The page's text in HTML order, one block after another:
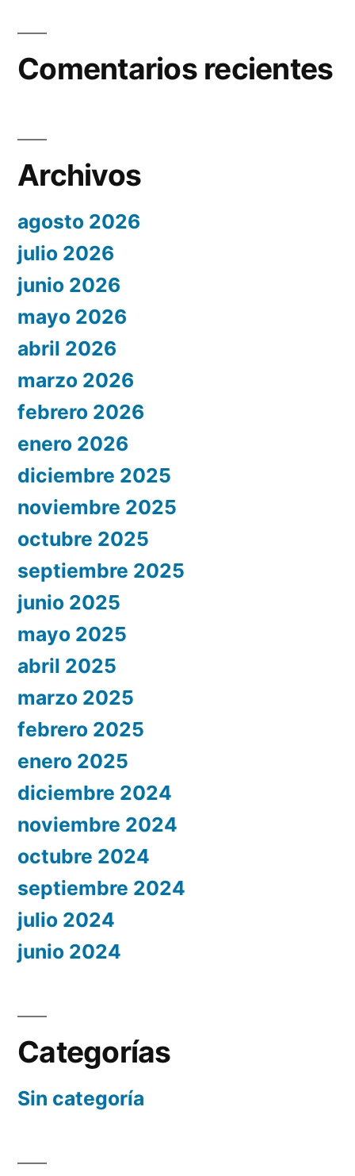
Comentarios recientes
Archivos
agosto 2026
julio 2026
junio 2026
mayo 2026
abril 2026
marzo 2026
febrero 2026
enero 2026
diciembre 2025
noviembre 2025
octubre 2025
septiembre 2025
junio 2025
mayo 2025
abril 2025
marzo 2025
febrero 2025
enero 2025
diciembre 2024
noviembre 2024
octubre 2024
septiembre 2024
julio 2024
junio 2024
Categorías
Sin categoría